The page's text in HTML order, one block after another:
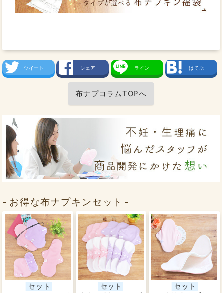
ツイート シェア ライン はてぶ
布ナプコラムTOPへ
お得な布ナプキンセット